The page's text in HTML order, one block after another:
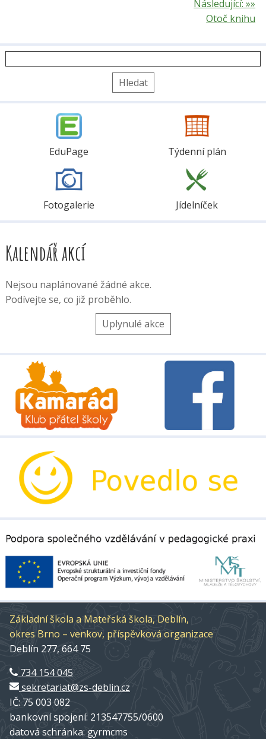
Následující: »»
Otoč knihu
EduPage Týdenní plán
Fotogalerie Jídelníček
Kalendář akcí
Nejsou naplánované žádné akce.
Podívejte se, co již proběhlo.
Uplynulé akce
Základní škola a Mateřská škola, Deblín,
okres Brno – venkov, příspěvková organizace
Deblín 277, 664 75
734 154 045
sekretariat@zs-deblin.cz
IČ: 75 003 082
bankovní spojení: 213547755/0600
datová schránka: gyrmcms